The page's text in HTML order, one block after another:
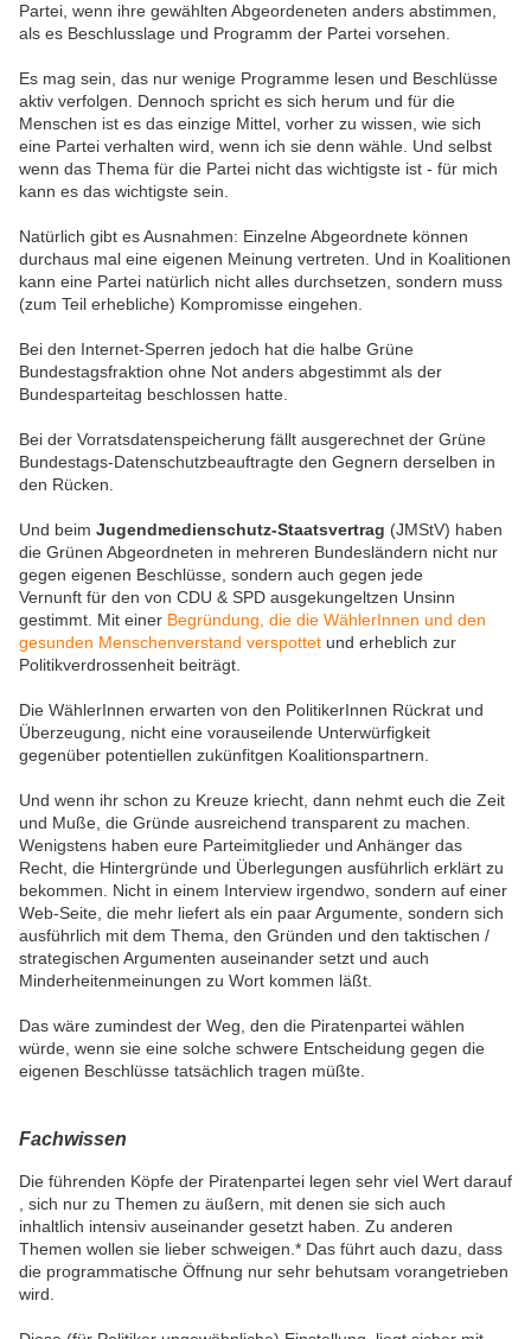
Partei, wenn ihre gewählten Abgeordeneten anders abstimmen,
als es Beschlusslage und Programm der Partei vorsehen.
Es mag sein, das nur wenige Programme lesen und Beschlüsse
aktiv verfolgen. Dennoch spricht es sich herum und für die
Menschen ist es das einzige Mittel, vorher zu wissen, wie sich
eine Partei verhalten wird, wenn ich sie denn wähle. Und selbst
wenn das Thema für die Partei nicht das wichtigste ist - für mich
kann es das wichtigste sein.
Natürlich gibt es Ausnahmen: Einzelne Abgeordnete können
durchaus mal eine eigenen Meinung vertreten. Und in Koalitionen
kann eine Partei natürlich nicht alles durchsetzen, sondern muss
(zum Teil erhebliche) Kompromisse eingehen.
Bei den Internet-Sperren jedoch hat die halbe Grüne
Bundestagsfraktion ohne Not anders abgestimmt als der
Bundesparteitag beschlossen hatte.
Bei der Vorratsdatenspeicherung fällt ausgerechnet der Grüne
Bundestags-Datenschutzbeauftragte den Gegnern derselben in
den Rücken.
Und beim Jugendmedienschutz-Staatsvertrag (JMStV) haben
die Grünen Abgeordneten in mehreren Bundesländern nicht nur
gegen eigenen Beschlüsse, sondern auch gegen jede
Vernunft für den von CDU & SPD ausgekungeltzen Unsinn
gestimmt. Mit einer Begründung, die die WählerInnen und den
gesunden Menschenverstand verspottet und erheblich zur
Politikverdrossenheit beiträgt.
Die WählerInnen erwarten von den PolitikerInnen Rückrat und
Überzeugung, nicht eine vorauseilende Unterwürfigkeit
gegenüber potentiellen zukünfitgen Koalitionspartnern.
Und wenn ihr schon zu Kreuze kriecht, dann nehmt euch die Zeit
und Muße, die Gründe ausreichend transparent zu machen.
Wenigstens haben eure Parteimitglieder und Anhänger das
Recht, die Hintergründe und Überlegungen ausführlich erklärt zu
bekommen. Nicht in einem Interview irgendwo, sondern auf einer
Web-Seite, die mehr liefert als ein paar Argumente, sondern sich
ausführlich mit dem Thema, den Gründen und den taktischen /
strategischen Argumenten auseinander setzt und auch
Minderheitenmeinungen zu Wort kommen läßt.
Das wäre zumindest der Weg, den die Piratenpartei wählen
würde, wenn sie eine solche schwere Entscheidung gegen die
eigenen Beschlüsse tatsächlich tragen müßte.
Fachwissen
Die führenden Köpfe der Piratenpartei legen sehr viel Wert darauf
, sich nur zu Themen zu äußern, mit denen sie sich auch
inhaltlich intensiv auseinander gesetzt haben. Zu anderen
Themen wollen sie lieber schweigen.* Das führt auch dazu, dass
die programmatische Öffnung nur sehr behutsam vorangetrieben
wird.